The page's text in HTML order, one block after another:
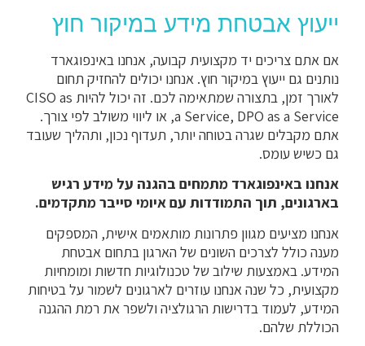
ייעוץ אבטחת מידע במיקור חוץ
אם אתם צריכים יד מקצועית קבועה, אנחנו באינפוגארד
נותנים גם ייעוץ במיקור חוץ. אנחנו יכולים להחזיק תחום
לאורך זמן, בתצורה שמתאימה לכם. זה יכול להיות CISO as
a Service, DPO as a Service, או ליווי משולב לפי צורך.
אתם מקבלים שגרה בטוחה יותר, תעדוף נכון, ותהליך שעובד
גם כשיש עומס.
אנחנו באינפוגארד מתמחים בהגנה על מידע רגיש
בארגונים, תוך התמודדות עם איומי סייבר מתקדמים.
אנחנו מציעים מגוון פתרונות מותאמים אישית, המספקים
מענה כולל לצרכים השונים של הארגון בתחום אבטחת
המידע. באמצעות שילוב של טכנולוגיות חדשות ומומחיות
מקצועית, כל שנה אנחנו עוזרים לארגונים לשמור על בטיחות
המידע, לעמוד בדרישות הרגולציה ולשפר את רמת ההגנה
הכוללת שלהם.